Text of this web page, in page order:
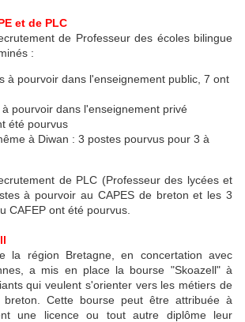
et de PLC
de Professeur des écoles bilingue
:
à pourvoir dans l'enseignement public, 7 ont
pourvoir dans l'enseignement privé
été pourvus
à Diwan : 3 postes pourvus pour 3 à
de PLC (Professeur des lycées et
à pourvoir au CAPES de breton et les 3
CAFEP ont été pourvus.
la région Bretagne, en concertation avec
a mis en place la bourse "Skoazell" à
qui veulent s'orienter vers les métiers de
breton. Cette bourse peut être attribuée à
une licence ou tout autre diplôme leur